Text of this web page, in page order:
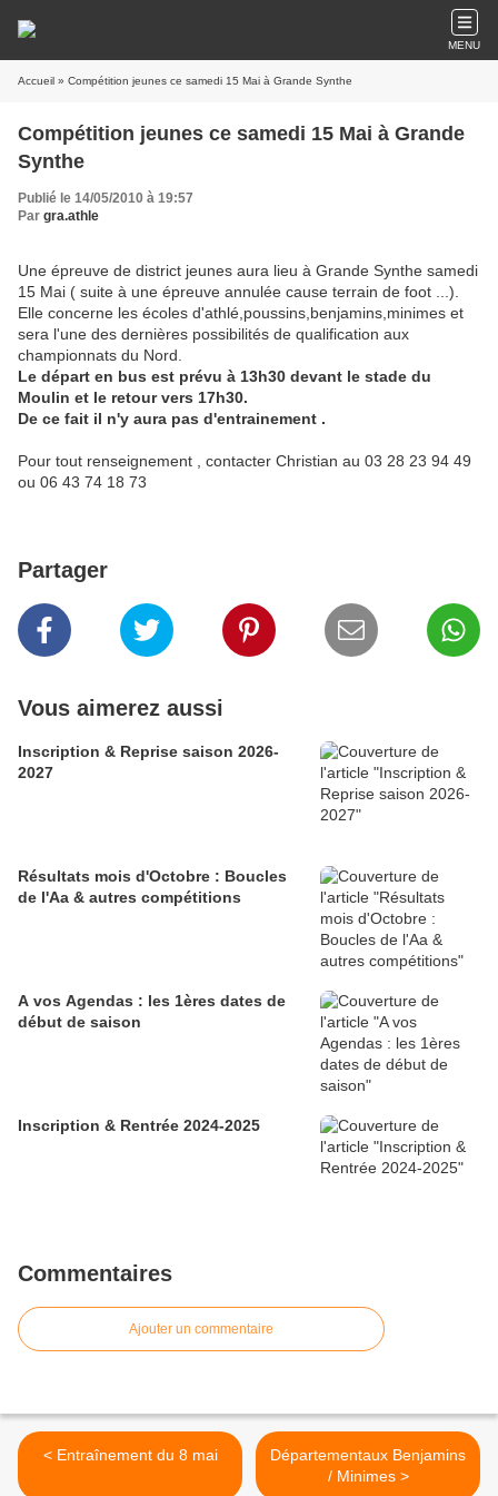
MENU
Accueil » Compétition jeunes ce samedi 15 Mai à Grande Synthe
Compétition jeunes ce samedi 15 Mai à Grande
Synthe
Publié le 14/05/2010 à 19:57
Par gra.athle
Une épreuve de district jeunes aura lieu à Grande Synthe samedi
15 Mai ( suite à une épreuve annulée cause terrain de foot ...).
Elle concerne les écoles d'athlé,poussins,benjamins,minimes et
sera l'une des dernières possibilités de qualification aux
championnats du Nord.
Le départ en bus est prévu à 13h30 devant le stade du
Moulin et le retour vers 17h30.
De ce fait il n'y aura pas d'entrainement .
Pour tout renseignement , contacter Christian au 03 28 23 94 49
ou 06 43 74 18 73
Partager
Vous aimerez aussi
Inscription & Reprise saison 2026-
2027
Résultats mois d'Octobre : Boucles
de l'Aa & autres compétitions
A vos Agendas : les 1ères dates de
début de saison
Inscription & Rentrée 2024-2025
Commentaires
Ajouter un commentaire
< Entraînement du 8 mai
Départementaux Benjamins
/ Minimes >